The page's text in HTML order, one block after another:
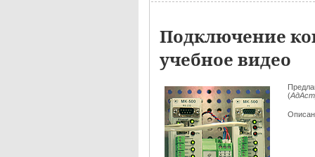
Подключение
учебное видео
(